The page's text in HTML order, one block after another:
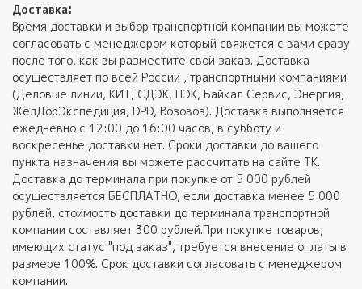
Доставка:
Время доставки и выбор транспортной компании вы можете
согласовать с менеджером который свяжется с вами сразу
после того, как вы разместите свой заказ. Доставка
осуществляет по всей России , транспортными компаниями
(Деловые линии, КИТ, СДЭК, ПЭК, Байкал Сервис, Энергия,
ЖелДорЭкспедиция, DPD, Возовоз). Доставка выполняется
ежедневно с 12:00 до 16:00 часов, в субботу и
воскресенье доставки нет. Сроки доставки до вашего
пункта назначения вы можете рассчитать на сайте ТК.
Доставка до терминала при покупке от 5 000 рублей
осуществляется БЕСПЛАТНО, если доставка менее 5 000
рублей, стоимость доставки до терминала транспортной
компании составляет 300 рублей.При покупке товаров,
имеющих статус "под заказ", требуется внесение оплаты в
размере 100%. Срок доставки согласовать с менеджером
компании.